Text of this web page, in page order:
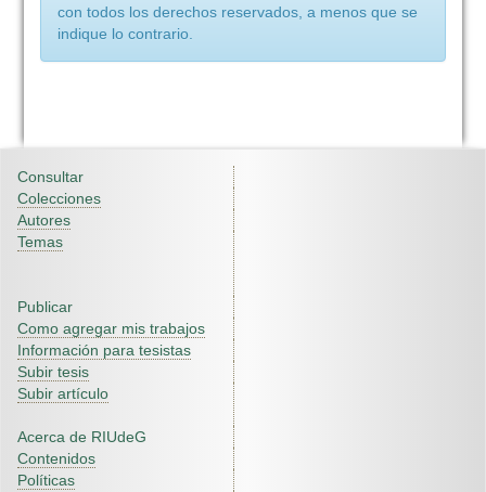
con todos los derechos reservados, a menos que se
indique lo contrario.
Consultar
Colecciones
Autores
Temas
Publicar
Como agregar mis trabajos
Información para tesistas
Subir tesis
Subir artículo
Acerca de RIUdeG
Contenidos
Políticas